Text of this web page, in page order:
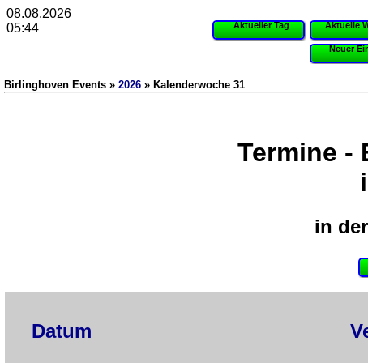
Aktueller Tag Aktuelle
Neuer
Birlinghoven Events » 2026 » Kalenderwoche 31
Termine -
in
Datum
08.08.2026
05:44